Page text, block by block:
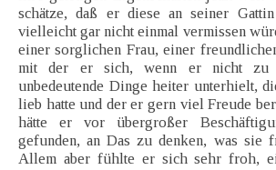
schätze, daß er diese an seiner
vielleicht gar nicht einmal vermissen
einer sorglichen Frau, einer
mit der er sich, wenn er nicht zu
unbedeutende Dinge heiter unterhielt,
lieb hatte und der er gern viel Freude
hätte er vor übergroßer
gefunden, an Das zu denken, was sie
Allem aber fühlte er sich sehr froh,